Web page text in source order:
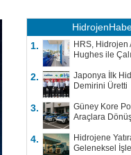
1.
HRS, Hidrojen
Hughes ile
2.
Japonya İlk
Demirini Üretti
3.
Güney Kore
Araçlara
4.
Hidrojene
Geleneksel